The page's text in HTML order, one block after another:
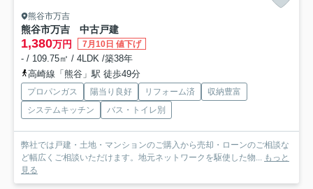
熊谷市万吉
熊谷市万吉 中古戸建
1,380万円 7月10日 値下げ
- / 109.75㎡ / 4LDK /築38年
高崎線「熊谷」駅 徒歩49分
プロパンガス 陽当り良好 リフォーム済
収納豊富
システムキッチン
バス・トイレ別
弊社では戸建・土地・マンションのご購入から売却・ローンのご相談な
ど幅広くご相談いただけます。地元ネットワークを駆使した物...
もっと
見る